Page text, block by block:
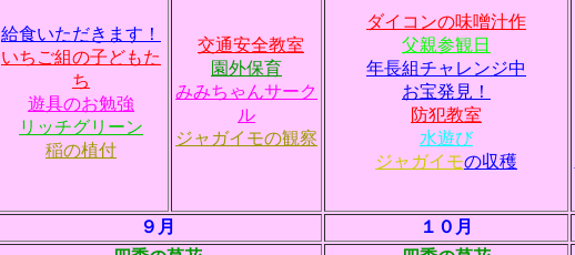
給食いただきます！
いちご組の子どもた
ち
遊具のお勉強
リッチグリーン
稲の植付
交通安全教室
園外保育
みみちゃんサーク
ル
ジャガイモの観察
ダイコンの味噌汁作
父親参観日
年長組チャレンジ中
お宝発見！
防犯教室
水遊び
ジャガイモの収穫
９月 １０月